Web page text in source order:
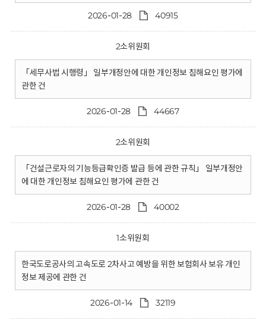
2026-01-28 40915
2소위원회
「세무사법 시행령」 일부개정안에 대한 개인정보 침해요인 평가에
관한 건
2026-01-28 44667
2소위원회
「건설근로자의 기능등급확인증 발급 등에 관한 규칙」 일부개정안
에 대한 개인정보 침해요인 평가에 관한 건
2026-01-28 40002
1소위원회
한국도로공사의 고속도로 2차사고 예방을 위한 보험회사 보유 개인
정보 제공에 관한 건
2026-01-14 32119